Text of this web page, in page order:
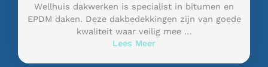
Wellhuis dakwerken is specialist in bitumen en
EPDM daken. Deze dakbedekkingen zijn van goede
kwaliteit waar veilig mee …
Lees Meer